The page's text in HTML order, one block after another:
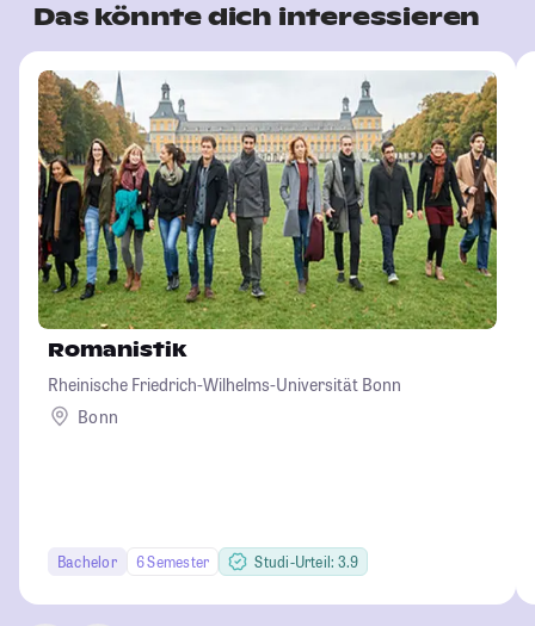
Das könnte dich interessieren
Romanistik
Rheinische Friedrich-Wilhelms-Universität Bonn
Bonn
Bachelor 6 Semester Studi-Urteil: 3.9